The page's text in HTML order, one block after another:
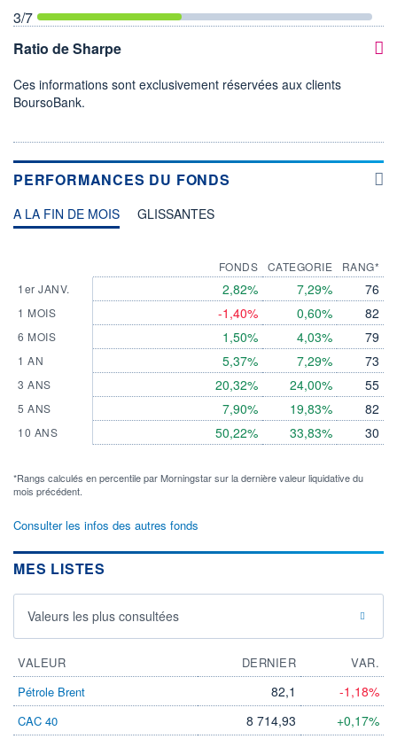
3/7
Ratio de Sharpe
Ces informations sont exclusivement réservées aux clients
BoursoBank.
PERFORMANCES DU FONDS
A LA FIN DE MOIS GLISSANTES
1er JANV.
1 MOIS
6 MOIS
1 AN
3 ANS
5 ANS
10 ANS
FONDS
2,82%
-1,40%
1,50%
5,37%
20,32%
7,90%
50,22%
CATEGORIE
7,29%
0,60%
4,03%
7,29%
24,00%
19,83%
33,83%
RANG*
76
82
79
73
55
82
30
*Rangs calculés en percentile par Morningstar sur la dernière valeur liquidative du
mois précédent.
Consulter les infos des autres fonds
MES LISTES
Valeurs les plus consultées
VALEUR DERNIER
VAR.
Pétrole Brent
82,1 -1,18%
CAC 40 8 714,93 +0,17%